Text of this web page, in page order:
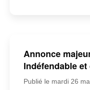
Annonce
Indéfendable
Publié le mardi 26